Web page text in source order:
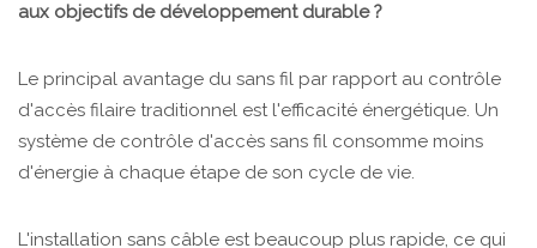
aux objectifs de développement durable ?
Le principal avantage du sans fil par rapport au contrôle
d'accès filaire traditionnel est l'efficacité énergétique. Un
système de contrôle d'accès sans fil consomme moins
d'énergie à chaque étape de son cycle de vie.
L'installation sans câble est beaucoup plus rapide, ce qui